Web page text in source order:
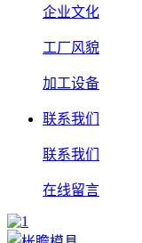
企业文化
工厂风貌
加工设备
联系我们
联系我们
在线留言